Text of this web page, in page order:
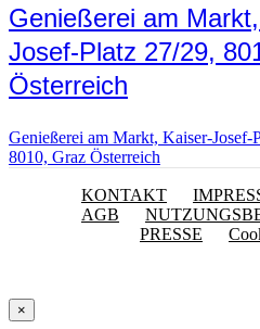
Genießerei am
Josef-Platz 27/29,
Österreich
Genießerei am Markt, Kaiser-Josef-
8010, Graz Österreich
KONTAKT
AGB
PRESSE
×